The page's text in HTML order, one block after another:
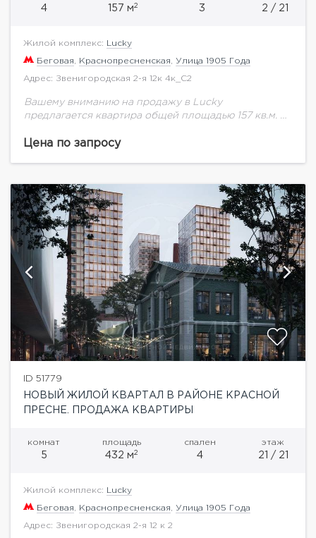
4 157 м2 3 2 / 21
Жилой комплекс: Lucky
Беговая Краснопресненская Улица 1905 Года
Адрес: Звенигородская 2-я 12к 4к_С2
Вашему вниманию на продажу в Lucky
предлагается квартира общей площадью 157 кв.м. на
благоустроенном Пресненском районе, всего в
Цена по запросу
ID 51779
НОВЫЙ ЖИЛОЙ КВАРТАЛ В РАЙОНЕ КРАСНОЙ
ПРЕСНЕ. ПРОДАЖА КВАРТИРЫ
комнат
5
площадь
432 м2
спален
4
этаж
21 / 21
Жилой комплекс: Lucky
Беговая Краснопресненская Улица 1905 Года
Адрес: Звенигородская 2-я 12 к 2